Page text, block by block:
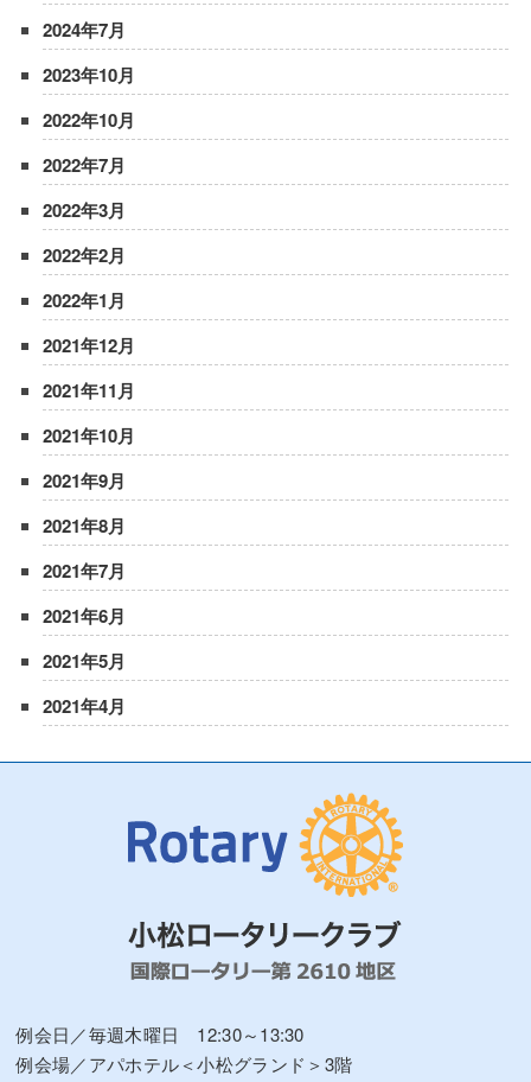
2024年7月
2023年10月
2022年10月
2022年7月
2022年3月
2022年2月
2022年1月
2021年12月
2021年11月
2021年10月
2021年9月
2021年8月
2021年7月
2021年6月
2021年5月
2021年4月
例会日／毎週木曜日 12:30～13:30
例会場／アパホテル＜小松グランド＞3階